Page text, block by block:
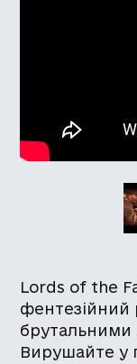
Lords of the
фентезійний
брутальними
Вирушайте у